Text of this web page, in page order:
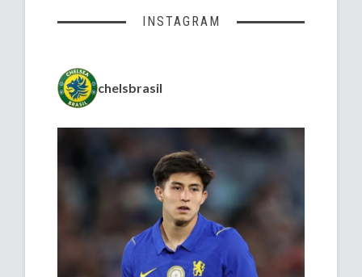
INSTAGRAM
chelsbrasil